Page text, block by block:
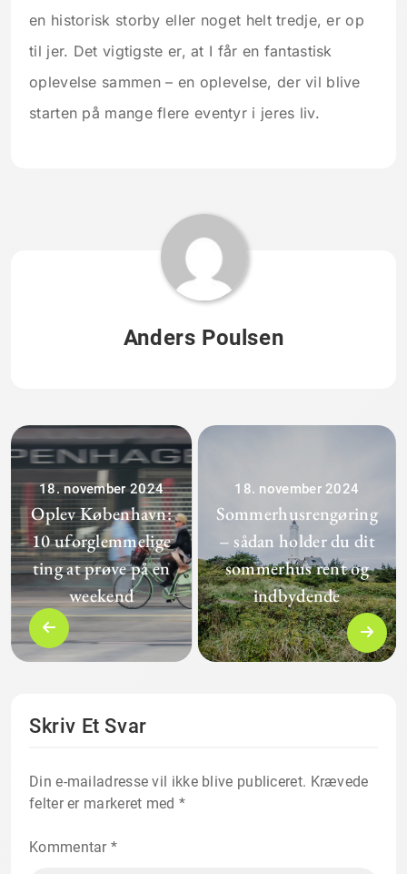
en historisk storby eller noget helt tredje, er op
til jer. Det vigtigste er, at I får en fantastisk
oplevelse sammen – en oplevelse, der vil blive
starten på mange flere eventyr i jeres liv.
Anders Poulsen
18. november 2024
Oplev København:
10 uforglemmelige
ting at prøve på en
weekend
18. november 2024
Sommerhusrengøring
– sådan holder du dit
sommerhus rent og
indbydende
Skriv Et Svar
Din e-mailadresse vil ikke blive publiceret. Krævede
felter er markeret med *
Kommentar*